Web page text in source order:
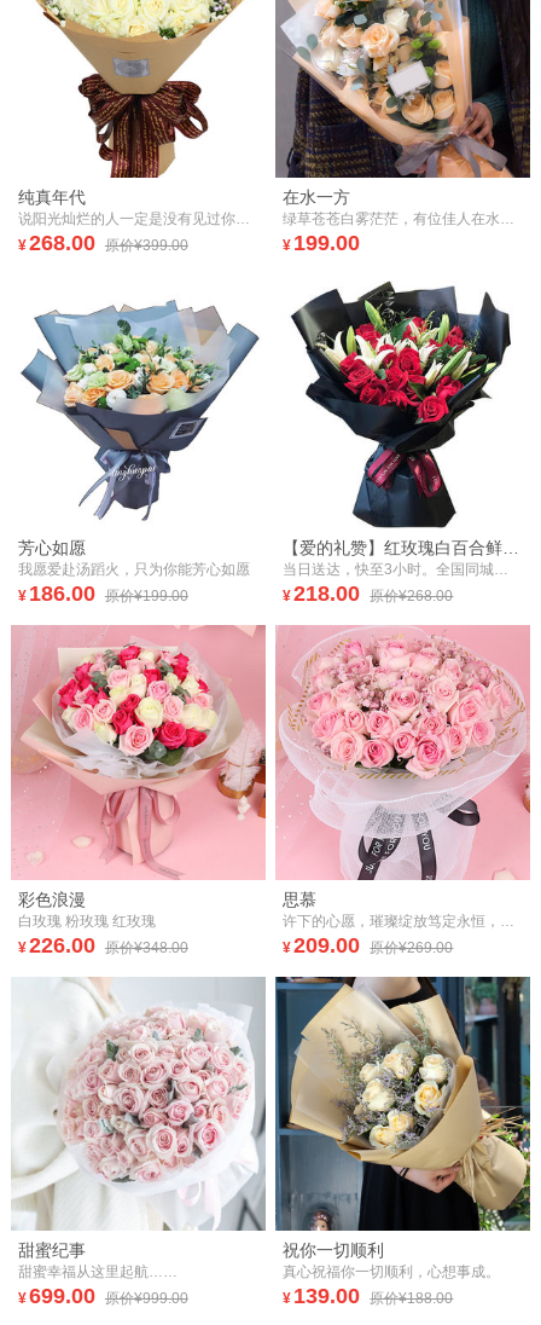
纯真年代
说阳光灿烂的人一定是没有见过你笑起来的迷人和温暖
¥268.00 原价¥399.00
在水一方
¥ 199.00
芳心如愿
我愿爱赴汤蹈火，只为你能芳心如愿
¥ 186.00 原价¥199.00
【爱的礼赞】红玫瑰白百合鲜花花束
当日送达，快至3小时。全国同城，鲜花速递。【爱的礼赞】红玫瑰白百合花束
¥218.00 原价¥268.00
彩色浪漫
白玫瑰 粉玫瑰 红玫瑰
¥226.00 原价¥348.00
思慕
¥209.00 原价¥269.00
甜蜜纪事
甜蜜幸福从这里起航……
¥699.00 原价¥999.00
祝你一切顺利
真心祝福你一切顺利，心想事成。
¥ 139.00 原价¥188.00